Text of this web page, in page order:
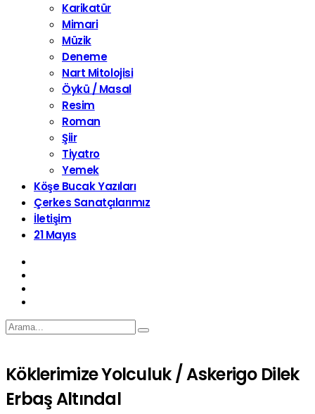
Karikatür
Mimari
Müzik
Deneme
Nart Mitolojisi
Öykü / Masal
Resim
Roman
Şiir
Tiyatro
Yemek
Köşe Bucak Yazıları
Çerkes Sanatçılarımız
İletişim
21 Mayıs
Köklerimize Yolculuk / Askerigo Dilek
Erbaş Altındal